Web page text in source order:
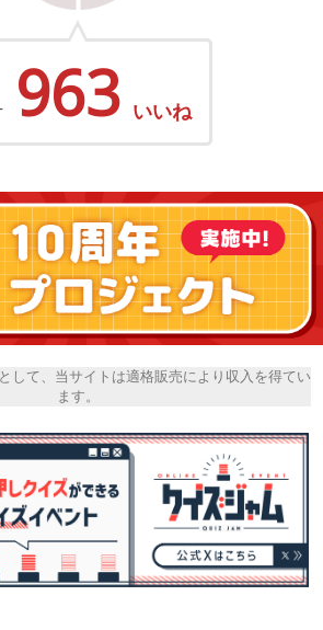
963 いいね
して、当サイトは適格販売により収入を得てい
ます。